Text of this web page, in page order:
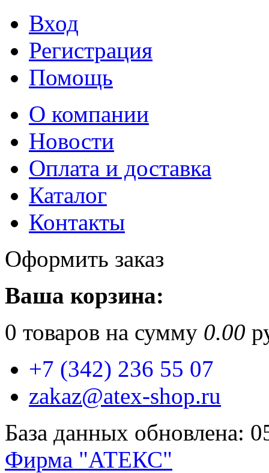
Вход
Регистрация
Помощь
О компании
Новости
Оплата и доставка
Каталог
Контакты
Оформить заказ
Ваша корзина:
0 товаров на сумму 0.00
+7 (342) 236 55 07
zakaz@atex-shop.ru
База данных обновлена:
Фирма "АТЕКС"